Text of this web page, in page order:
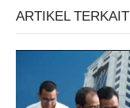
ARTIKEL TERKAIT